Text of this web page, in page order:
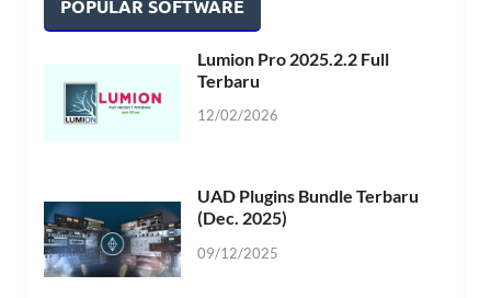
POPULAR SOFTWARE
Lumion Pro 2025.2.2 Full
Terbaru
12/02/2026
UAD Plugins Bundle Terbaru
(Dec. 2025)
09/12/2025